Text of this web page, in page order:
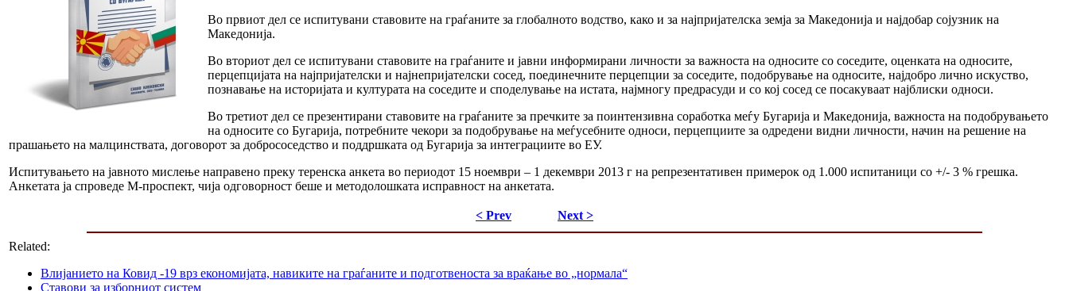
Во првиот дел се испитувани ставовите на граѓаните за глобалното водство, како и за најпријателска земја за Македонија и најдобар сојузник на
Македонија.
Во вториот дел се испитувани ставовите на граѓаните и јавни информирани личности за важноста на односите со соседите, оценката на односите,
перцепцијата на најпријателски и најнепријателски сосед, поединечните перцепции за соседите, подобрување на односите, најдобро лично искуство,
познавање на историјата и културата на соседите и споделување на истата, најмногу предрасуди и со кој сосед се посакуваат најблиски односи.
Во третиот дел се презентирани ставовите на граѓаните за пречките за поинтензивна соработка меѓу Бугарија и Македонијa, важноста на подобрувањето
на односите со Бугарија, потребните чекори за подобрување на меѓусебните односи, перцепциите за одредени видни личности, начин на решение на
прашањето на малцинствата, договорот за добрососедство и поддршката од Бугарија за интеграциите во ЕУ.
Испитувањето на јавното мислење направено преку теренска анкета во периодот 15 ноември – 1 декември 2013 г на репрезентативен примерок од 1.000 испитаници со +/- 3 % грешка.
Анкетата ја спроведе М-проспект, чија одговорност беше и методолошката исправност на анкетата.
< Prev Next >
Related:
Влијанието на Ковид -19 врз економијата, навиките на граѓаните и подготвеноста за враќање во „нормала“
Ставови за изборниот систем